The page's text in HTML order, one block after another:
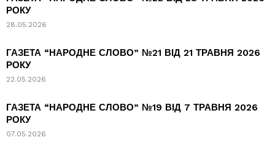
РОКУ
28.05.2026
ГАЗЕТА “НАРОДНЕ СЛОВО” №21 ВІД 21 ТРАВНЯ 2026
РОКУ
22.05.2026
ГАЗЕТА “НАРОДНЕ СЛОВО” №19 ВІД 7 ТРАВНЯ 2026
РОКУ
07.05.2026